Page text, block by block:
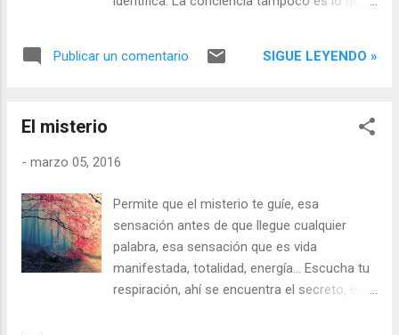
sabe que no es de este mundo. Su reino no
lo es también de la conciencia. Y cuando la
atestiguar, lo absoluto permanecía,
Publicar un comentario SIGUE LEYENDO »
El misterio
- marzo 05, 2016
Permite que el misterio te guíe, esa
sensación antes de que llegue cualquier
palabra, esa sensación que es vida
manifestada, totalidad, energía... Escucha tu
respiración, ahí se encuentra el secreto, el